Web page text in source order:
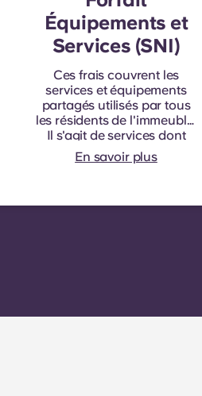
Équipements et
Services (SNI)
Ces frais couvrent les
services et équipements
partagés utilisés par tous
les résidents de l'immeuble.
Il s'agit de services dont
bénéficient tous les
occupants et qui ne
chaque chambre ou
entretien des ascenseurs,
En savoir plus